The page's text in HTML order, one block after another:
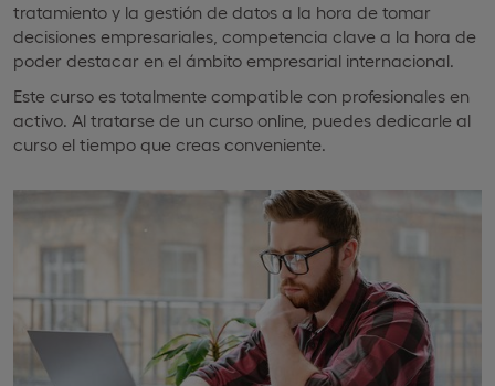
tratamiento y la gestión de datos a la hora de tomar
decisiones empresariales, competencia clave a la hora de
poder destacar en el ámbito empresarial internacional.
Este curso es totalmente compatible con profesionales en
activo. Al tratarse de un curso online, puedes dedicarle al
curso el tiempo que creas conveniente.